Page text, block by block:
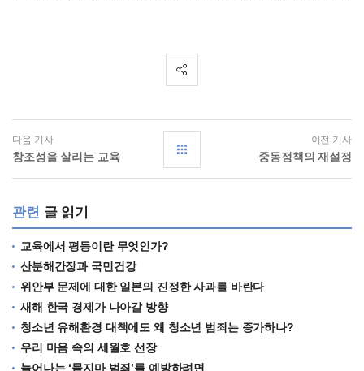
다음 기사
창조성을 살리는 교육
이전 기사
중동정책의 재설정
관련 글 읽기
교육에서 평등이란 무엇인가?
산분해간장과 국민건강
위안부 문제에 대한 일본의 진정한 사과를 바란다
새해 한국 경제가 나아갈 방향
청소년 유해환경 대책에도 왜 청소년 범죄는 증가하나?
우리 마음 속의 세월호 선장
늘어나는 ‘묻지마 범죄’를 예방하려면